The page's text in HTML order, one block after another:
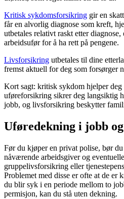
Kritisk sykdomsforsikring gir en
får en alvorlig diagnose som kreft,
utbetales relativt raskt etter
arbeidsufør for å ha rett på pengene.
Livsforsikring utbetales til dine
fremst aktuell for deg som forsørger
Kort sagt: kritisk sykdom hjelper deg
uføreforsikring sikrer deg langsiktig
jobb, og livsforsikring beskytter
Uføredekning i jobb
Før du kjøper en privat polise, bør
nåværende arbeidsgiver og
gruppelivsforsikring eller
Problemet med disse er ofte at de
du blir syk i en periode mellom to
permisjon, kan du stå uten dekning.